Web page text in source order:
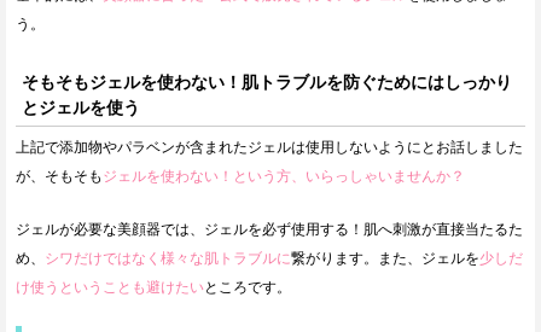
う。
そもそもジェルを使わない！肌トラブルを防ぐためにはしっかり
とジェルを使う
上記で添加物やパラベンが含まれたジェルは使用しないようにとお話しました
が、そもそも ジェルを使わない！という方、いらっしゃいませんか？
ジェルが必要な美顔器では、ジェルを必ず使用する！肌へ刺激が直接当たるた
め、 シワだけではなく様々な肌トラブルに繋がります。また、ジェルを少しだ
け使うということも避けたいところです。